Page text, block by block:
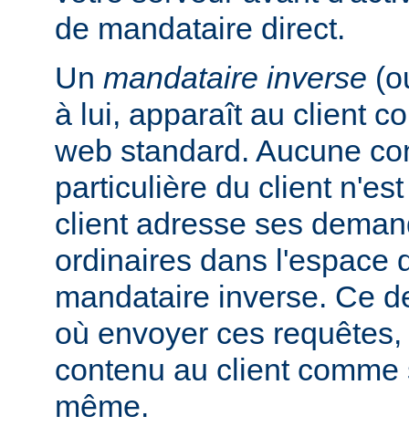
de mandataire direct.
Un mandataire inverse
à lui, apparaît au client
web standard. Aucune
particulière du client
client adresse ses
ordinaires dans l'espace
mandataire inverse. Ce
où envoyer ces
contenu au client
même.